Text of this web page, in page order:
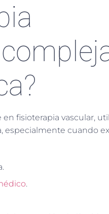
en fisioterapia vascular,
especialmente cuando
.